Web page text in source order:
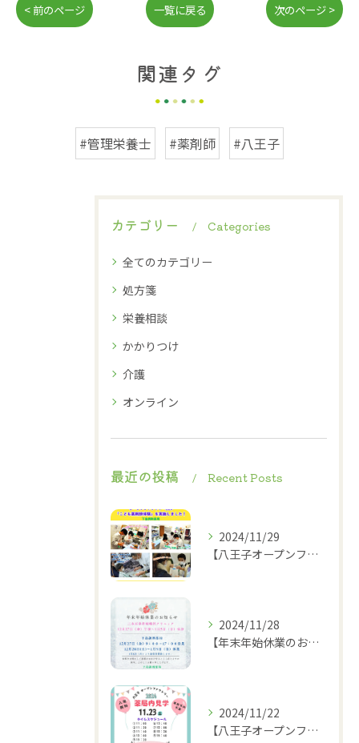
< 前のページ 一覧に戻る 次のページ >
関連タグ
#管理栄養士 #薬剤師 #八王子
カテゴリー Categories
全てのカテゴリー
処方箋
栄養相談
かかりつけ
介護
オンライン
最近の投稿 Recent Posts
2024/11/29
【八王子オープンファクトリー2024】2024.11.23
2024/11/28
【年末年始休業のお知らせ】
2024/11/22
【八王子オープンファクトリー薬局内見学タイムスケジュール】